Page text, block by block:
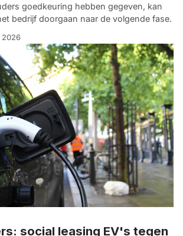
goedkeuring hebben gegeven, kan
bedrijf doorgaan naar de volgende fase.
2026
social leasing EV's tegen